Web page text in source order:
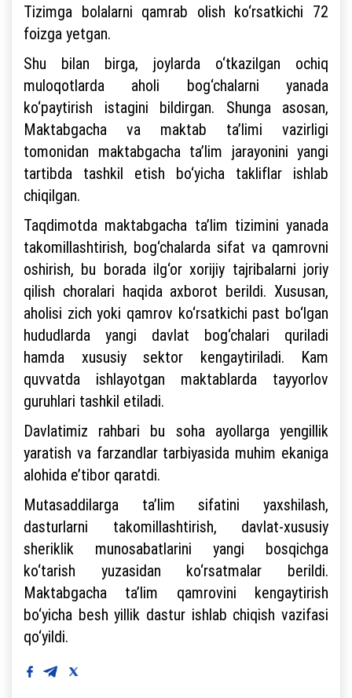
Tizimga bolalarni qamrab olish ko‘rsatkichi 72
foizga yetgan.
Shu bilan birga, joylarda o‘tkazilgan ochiq
muloqotlarda aholi bog‘chalarni yanada
ko‘paytirish istagini bildirgan. Shunga asosan,
Maktabgacha va maktab ta’limi vazirligi
tomonidan maktabgacha ta’lim jarayonini yangi
tartibda tashkil etish bo‘yicha takliflar ishlab
chiqilgan.
Taqdimotda maktabgacha ta’lim tizimini yanada
takomillashtirish, bog‘chalarda sifat va qamrovni
oshirish, bu borada ilg‘or xorijiy tajribalarni joriy
qilish choralari haqida axborot berildi. Xususan,
aholisi zich yoki qamrov ko‘rsatkichi past bo‘lgan
hududlarda yangi davlat bog‘chalari quriladi
hamda xususiy sektor kengaytiriladi. Kam
quvvatda ishlayotgan maktablarda tayyorlov
guruhlari tashkil etiladi.
Davlatimiz rahbari bu soha ayollarga yengillik
yaratish va farzandlar tarbiyasida muhim ekaniga
alohida e’tibor qaratdi.
Mutasaddilarga ta’lim sifatini yaxshilash,
dasturlarni takomillashtirish, davlat-xususiy
sheriklik munosabatlarini yangi bosqichga
ko‘tarish yuzasidan ko‘rsatmalar berildi.
Maktabgacha ta’lim qamrovini kengaytirish
bo‘yicha besh yillik dastur ishlab chiqish vazifasi
qo‘yildi.